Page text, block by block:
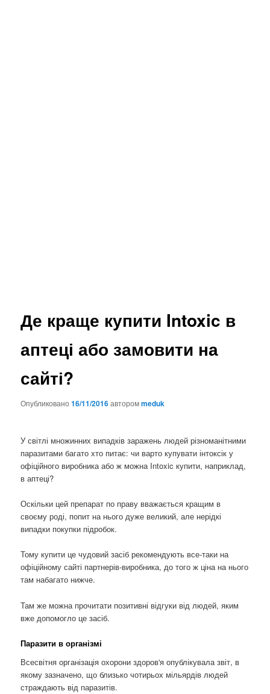
Де краще купити Intoxic в
аптеці або замовити на
сайті?
Опубликовано16/11/2016авторомmeduk
У світлі множинних випадків заражень людей різноманітними
паразитами багато хто питає: чи варто купувати інтоксік у
офіційного виробника або ж можна Intoxic купити, наприклад,
в аптеці?
Оскільки цей препарат по праву вважається кращим в
своєму роді, попит на нього дуже великий, але нерідкі
випадки покупки підробок.
Тому купити це чудовий засіб рекомендують все-таки на
офіційному сайті партнерів-виробника, до того ж ціна на нього
там набагато нижче.
Там же можна прочитати позитивні відгуки від людей, яким
вже допомогло це засіб.
Паразити в організмі
Всесвітня організація охорони здоров'я опублікувала звіт, в
якому зазначено, що близько чотирьох мільярдів людей
страждають від паразитів.